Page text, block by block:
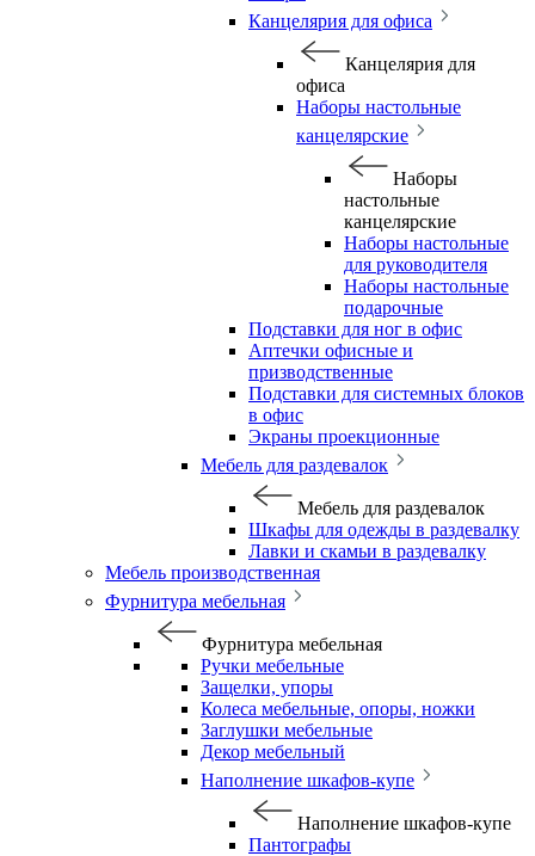
Канцелярия для офиса
Канцелярия для
офиса
Наборы настольные
канцелярские
Наборы
настольные
канцелярские
Наборы настольные
для руководителя
Наборы настольные
подарочные
Подставки для ног в офис
Аптечки офисные и
призводственные
Подставки для системных блоков
в офис
Экраны проекционные
Мебель для раздевалок
Мебель для раздевалок
Шкафы для одежды в раздевалку
Лавки и скамьи в раздевалку
Мебель производственная
Фурнитура мебельная
Фурнитура мебельная
Ручки мебельные
Защелки, упоры
Колеса мебельные, опоры, ножки
Заглушки мебельные
Декор мебельный
Наполнение шкафов-купе
Наполнение шкафов-купе
Пантографы